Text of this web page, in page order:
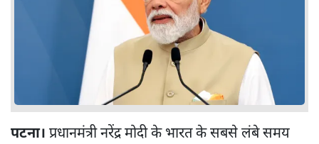
पटना। प्रधानमंत्री नरेंद्र मोदी के भारत के सबसे लंबे समय